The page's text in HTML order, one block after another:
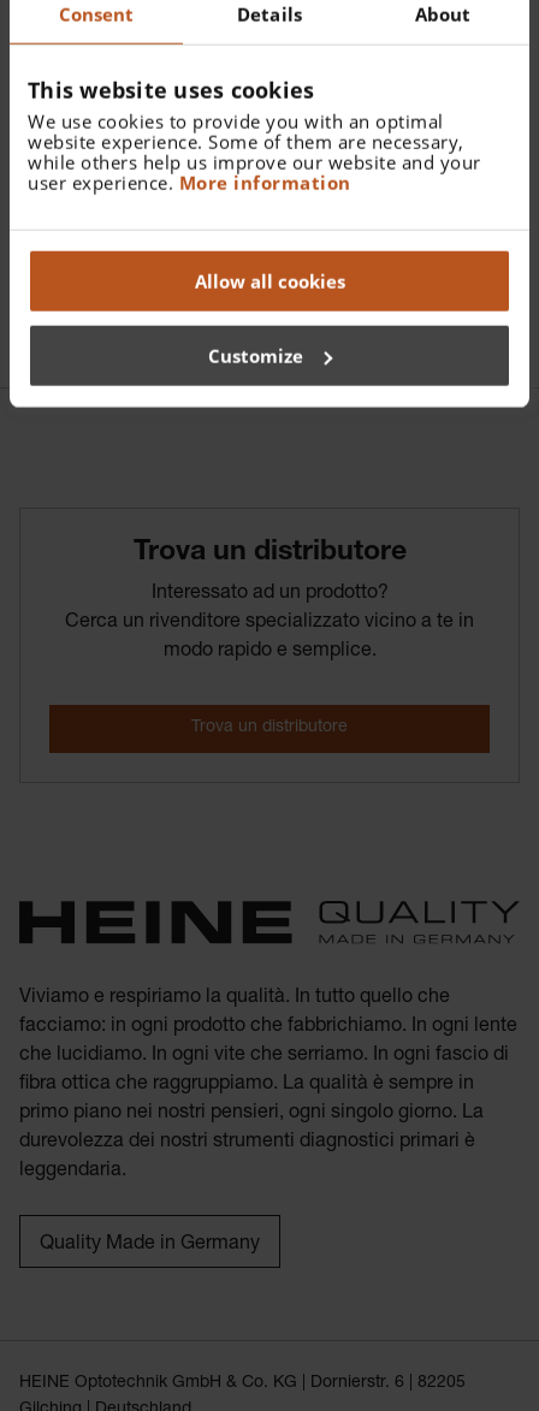
Consent Details About
This website uses cookies
We use cookies to provide you with an optimal
website experience. Some of them are necessary,
while others help us improve our website and your
user experience. More information
Allow all cookies
Customize
Dettagli Documenti
test pneumatico del timpano.
Trova­ un­ distributore
Interessato ad un prodotto?
Cerca un rivenditore specializzato vicino a te in
modo rapido e semplice.
Viviamo e respiriamo la qualità. In tutto quello che
facciamo: in ogni prodotto che fabbrichiamo. In ogni lente
che lucidiamo. In ogni vite che serriamo. In ogni fascio di
fibra ottica che raggruppiamo. La qualità è sempre in
primo piano nei nostri pensieri, ogni singolo giorno. La
durevolezza dei nostri strumenti diagnostici primari è
leggendaria.
Quality Made in Germany
HEINE Optotechnik GmbH & Co. KG | Dornierstr. 6 | 82205